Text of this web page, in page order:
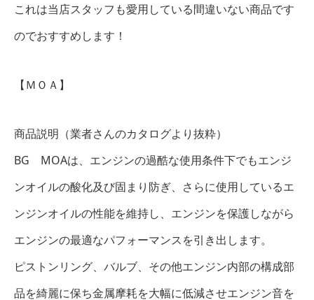
これは当店スタッフも愛用している間違いない商品です
のでおすすめします！
【ＭＯＡ】
商品説明（業者さんのカタログより抜粋）
BG MOAは、エンジンの過酷な使用条件下でもエンジ
ンオイルの酸化及び固まり防ぎ、さらに使用しているエ
ンジンオイルの性能を維持し、エンジンを保護しながら
エンジンの最適なパフォーマンスを引き出します。
ピストンリング、バルブ、その他エンジン内部の構成部
品を綺麗に保ち金属摩耗を大幅に低減させエンジン音を